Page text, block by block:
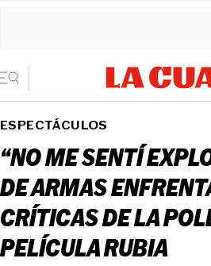
ESPECTÁCULOS
“NO ME SENTÍ
DE ARMAS
CRÍTICAS DE LA
PELÍCULA RUBIA